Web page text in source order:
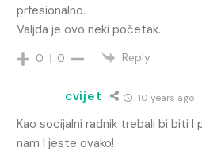
prfesionalno.
Valjda je ovo neki početak.
0 0 Reply
cvijet 10 years ago
Kao socijalni radnik trebali bi biti
nam I jeste ovako!